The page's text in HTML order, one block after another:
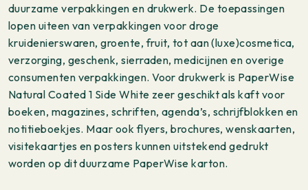
duurzame verpakkingen en drukwerk. De toepassingen
lopen uiteen van verpakkingen voor droge
kruidenierswaren, groente, fruit, tot aan (luxe)cosmetica,
verzorging, geschenk, sierraden, medicijnen en overige
consumenten verpakkingen. Voor drukwerk is PaperWise
Natural Coated 1 Side White zeer geschikt als kaft voor
boeken, magazines, schriften, agenda’s, schrijfblokken en
notitieboekjes. Maar ook flyers, brochures, wenskaarten,
visitekaartjes en posters kunnen uitstekend gedrukt
worden op dit duurzame PaperWise karton.